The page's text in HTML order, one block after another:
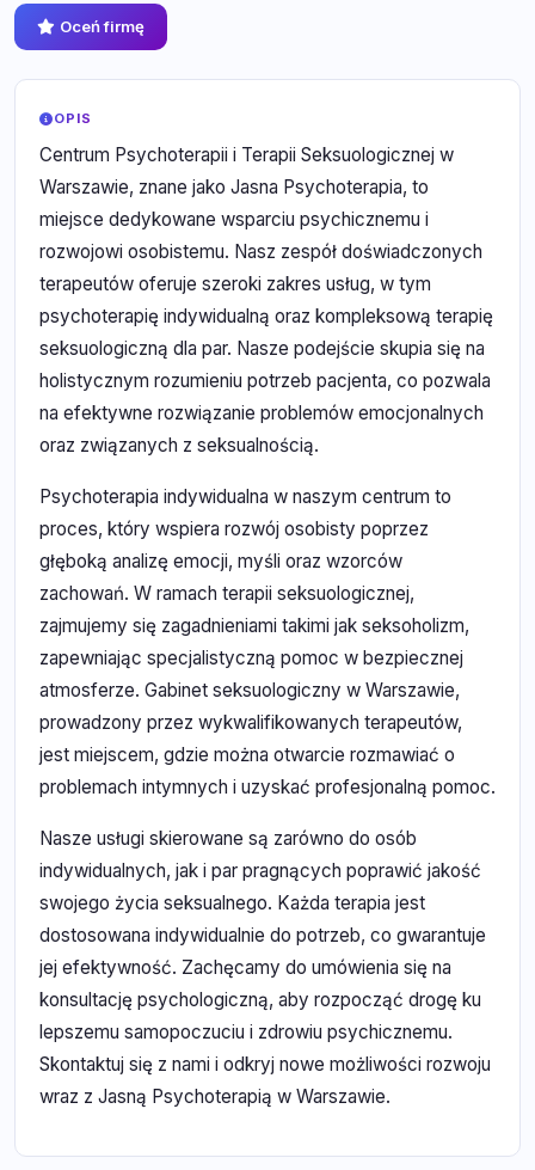
Oceń firmę
OPIS
Centrum Psychoterapii i Terapii Seksuologicznej w
Warszawie, znane jako Jasna Psychoterapia, to
miejsce dedykowane wsparciu psychicznemu i
rozwojowi osobistemu. Nasz zespół doświadczonych
terapeutów oferuje szeroki zakres usług, w tym
psychoterapię indywidualną oraz kompleksową terapię
seksuologiczną dla par. Nasze podejście skupia się na
holistycznym rozumieniu potrzeb pacjenta, co pozwala
na efektywne rozwiązanie problemów emocjonalnych
oraz związanych z seksualnością.
Psychoterapia indywidualna w naszym centrum to
proces, który wspiera rozwój osobisty poprzez
głęboką analizę emocji, myśli oraz wzorców
zachowań. W ramach terapii seksuologicznej,
zajmujemy się zagadnieniami takimi jak seksoholizm,
zapewniając specjalistyczną pomoc w bezpiecznej
atmosferze. Gabinet seksuologiczny w Warszawie,
prowadzony przez wykwalifikowanych terapeutów,
jest miejscem, gdzie można otwarcie rozmawiać o
problemach intymnych i uzyskać profesjonalną pomoc.
Nasze usługi skierowane są zarówno do osób
indywidualnych, jak i par pragnących poprawić jakość
swojego życia seksualnego. Każda terapia jest
dostosowana indywidualnie do potrzeb, co gwarantuje
jej efektywność. Zachęcamy do umówienia się na
konsultację psychologiczną, aby rozpocząć drogę ku
lepszemu samopoczuciu i zdrowiu psychicznemu.
Skontaktuj się z nami i odkryj nowe możliwości rozwoju
wraz z Jasną Psychoterapią w Warszawie.